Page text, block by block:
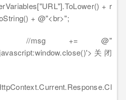
+ r
+ @"<br>";
+= @"
关闭